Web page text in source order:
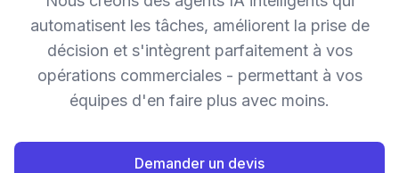
automatisent les tâches, améliorent la prise de
décision et s'intègrent parfaitement à vos
opérations commerciales - permettant à vos
équipes d'en faire plus avec moins.
Demander un devis